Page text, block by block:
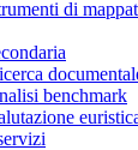
di
benchmark